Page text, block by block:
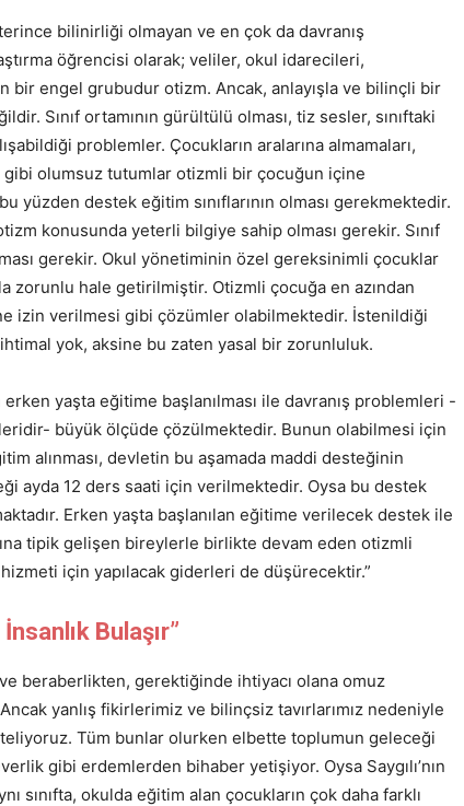
bilinirliği olmayan ve en çok da davranış
öğrencisi olarak; veliler, okul idarecileri,
bir engel grubudur otizm. Ancak, anlayışla ve bilinçli bir
Sınıf ortamının gürültülü olması, tiz sesler, sınıftaki
problemler. Çocukların aralarına almamaları,
olumsuz tutumlar otizmli bir çocuğun içine
yüzden destek eğitim sınıflarının olması gerekmektedir.
konusunda yeterli bilgiye sahip olması gerekir. Sınıf
gerekir. Okul yönetiminin özel gereksinimli çocuklar
zorunlu hale getirilmiştir. Otizmli çocuğa en azından
izin verilmesi gibi çözümler olabilmektedir. İstenildiği
yok, aksine bu zaten yasal bir zorunluluk.
yaşta eğitime başlanılması ile davranış problemleri -
büyük ölçüde çözülmektedir. Bunun olabilmesi için
alınması, devletin bu aşamada maddi desteğinin
ayda 12 ders saati için verilmektedir. Oysa bu destek
Erken yaşta başlanılan eğitime verilecek destek ile
tipik gelişen bireylerle birlikte devam eden otizmli
için yapılacak giderleri de düşürecektir.”
Bulaşır”
beraberlikten, gerektiğinde ihtiyacı olana omuz
yanlış fikirlerimiz ve bilinçsiz tavırlarımız nedeniyle
Tüm bunlar olurken elbette toplumun geleceği
gibi erdemlerden bihaber yetişiyor. Oysa Saygılı’nın
sınıfta, okulda eğitim alan çocukların çok daha farklı